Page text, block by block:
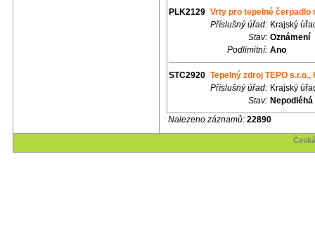
PLK2129 Vrty pro tepelné čerpadlo
Příslušný úřad: Krajský
Stav: Oznámení
Podlimitní: Ano
STC2920 Tepelný zdroj TEPO
Příslušný úřad: Krajský
Stav:
Nalezeno záznamů: 22890